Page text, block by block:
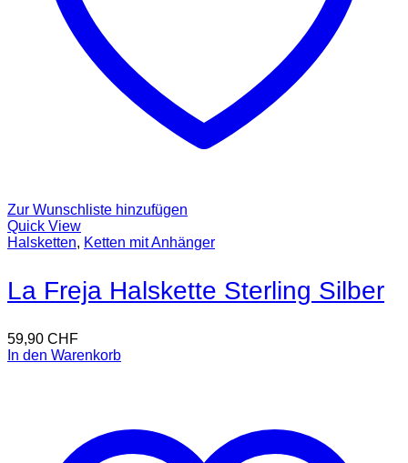
Zur Wunschliste hinzufügen
Quick View
Halsketten, Ketten mit Anhänger
La Freja Halskette Sterling Silber
59,90 CHF
In den Warenkorb